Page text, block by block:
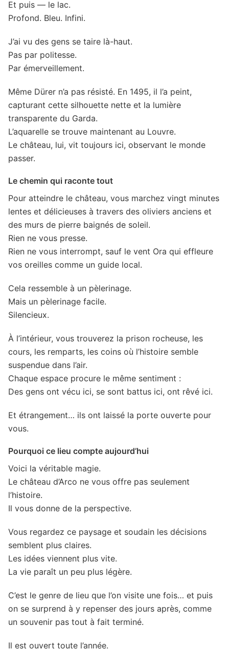
Et puis — le lac.
Profond. Bleu. Infini.
J’ai vu des gens se taire là-haut.
Pas par politesse.
Par émerveillement.
Même Dürer n’a pas résisté. En 1495, il l’a peint,
capturant cette silhouette nette et la lumière
transparente du Garda.
L’aquarelle se trouve maintenant au Louvre.
Le château, lui, vit toujours ici, observant le monde
passer.
Le chemin qui raconte tout
Pour atteindre le château, vous marchez vingt minutes
lentes et délicieuses à travers des oliviers anciens et
des murs de pierre baignés de soleil.
Rien ne vous presse.
Rien ne vous interrompt, sauf le vent Ora qui effleure
vos oreilles comme un guide local.
Cela ressemble à un pèlerinage.
Mais un pèlerinage facile.
Silencieux.
À l’intérieur, vous trouverez la prison rocheuse, les
cours, les remparts, les coins où l’histoire semble
suspendue dans l’air.
Chaque espace procure le même sentiment :
Des gens ont vécu ici, se sont battus ici, ont rêvé ici.
Et étrangement… ils ont laissé la porte ouverte pour
vous.
Pourquoi ce lieu compte aujourd’hui
Voici la véritable magie.
Le château d’Arco ne vous offre pas seulement
l’histoire.
Il vous donne de la perspective.
Vous regardez ce paysage et soudain les décisions
semblent plus claires.
Les idées viennent plus vite.
La vie paraît un peu plus légère.
C’est le genre de lieu que l’on visite une fois… et puis
on se surprend à y repenser des jours après, comme
un souvenir pas tout à fait terminé.
Il est ouvert toute l’année.